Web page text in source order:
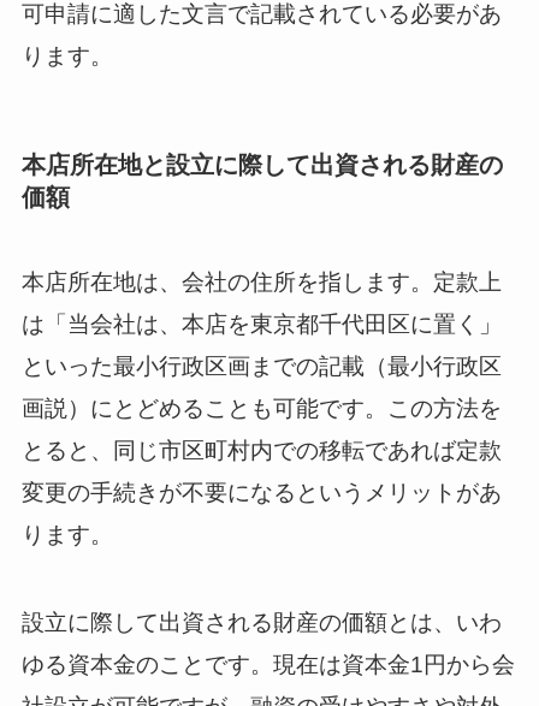
可申請に適した文言で記載されている必要があ
ります。
本店所在地と設立に際して出資される財産の
価額
本店所在地は、会社の住所を指します。定款上
は「当会社は、本店を東京都千代田区に置く」
といった最小行政区画までの記載（最小行政区
画説）にとどめることも可能です。この方法を
とると、同じ市区町村内での移転であれば定款
変更の手続きが不要になるというメリットがあ
ります。
設立に際して出資される財産の価額とは、いわ
ゆる資本金のことです。現在は資本金1円から会